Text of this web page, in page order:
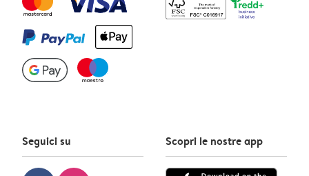
Seguici su Scopri le nostre app